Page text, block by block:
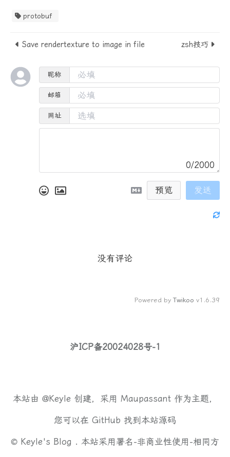
protobuf
Save rendertexture to image in file zsh技巧
昵称
邮箱
网址
0/2000
预览 发送
没有评论
Powered by Twikoo v1.6.39
沪ICP备20024028号-1
本站由 @Keyle 创建，采用 Maupassant作为主题，
您可以在 GitHub 找到本站源码
© Keyle's Blog . 本站采用署名-非商业性使用-相同方